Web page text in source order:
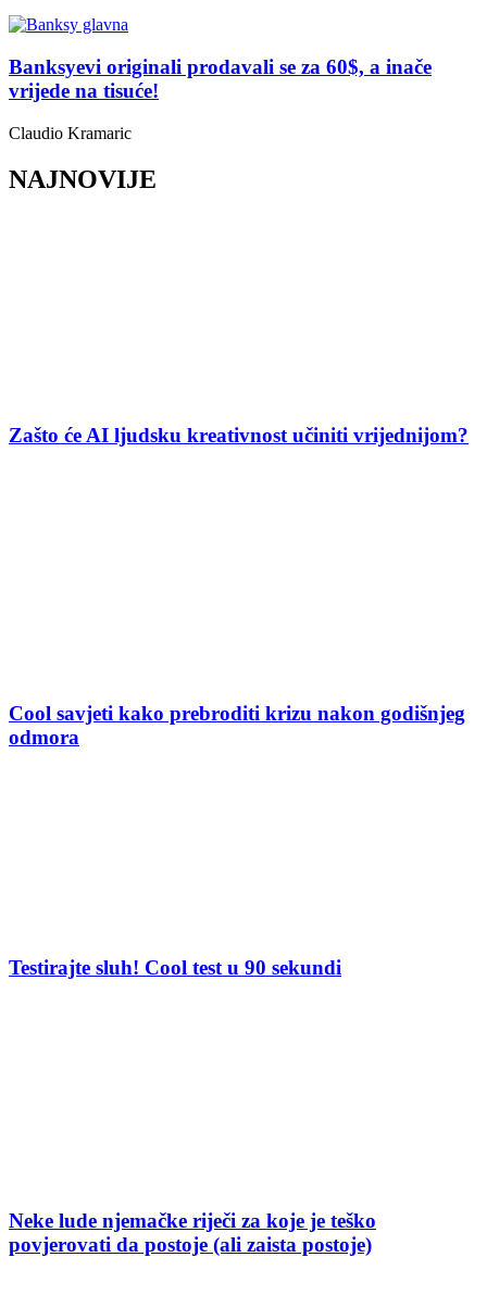
Banksyevi originali prodavali se za 60$, a inače
vrijede na tisuće!
Claudio Kramaric
NAJNOVIJE
Zašto će AI ljudsku kreativnost učiniti vrijednijom?
Cool savjeti kako prebroditi krizu nakon godišnjeg
odmora
Testirajte sluh! Cool test u 90 sekundi
Neke lude njemačke riječi za koje je teško
povjerovati da postoje (ali zaista postoje)